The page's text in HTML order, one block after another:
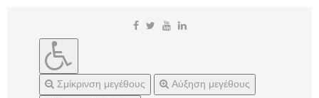
Σμίκρινση μεγέθους
Αύξηση μεγέθους